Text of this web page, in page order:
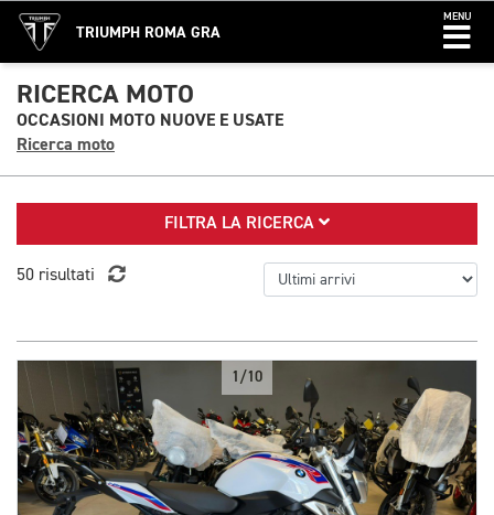
TRIUMPH ROMA GRA
MENU
RICERCA MOTO
OCCASIONI MOTO NUOVE E USATE
Ricerca moto
FILTRA LA RICERCA
50 risultati
1/10